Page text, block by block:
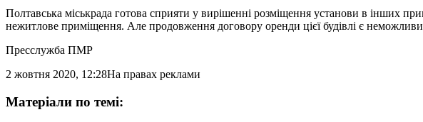
Полтавська міськрада готова сприяти у вирішенні розміщення установи в інших
нежитлове приміщення. Але продовження договору оренди цієї будівлі є
Пресслужба ПМР
2 жовтня 2020, 12:28На правах реклами
Матеріали по темі: